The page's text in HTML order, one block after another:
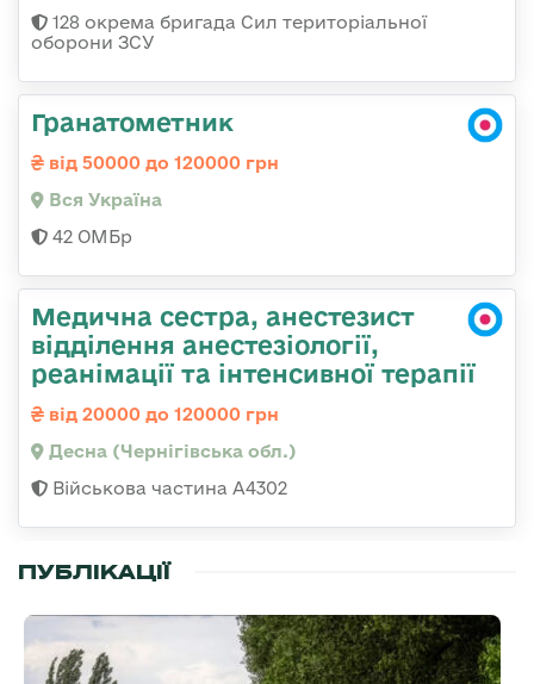
128 окрема бригада Сил територіальної
оборони ЗСУ
Гранатометник
від 50000 до 120000 грн
Вся Україна
42 ОМБр
Медична сестра, анестезист
відділення анестезіології,
реанімації та інтенсивної терапії
від 20000 до 120000 грн
Десна (Чернігівська обл.)
Військова частина А4302
ПУБЛІКАЦІЇ